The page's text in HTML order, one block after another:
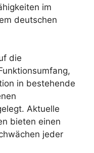
im
deutschen
die
in bestehende
Aktuelle
bieten einen
jeder